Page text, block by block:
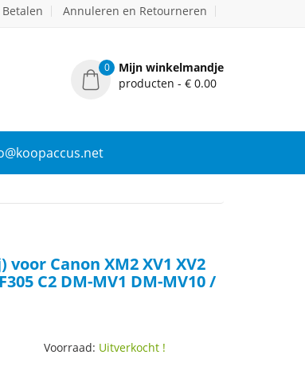
Annuleren en Retourneren
0
Mijn winkelmandje
producten - € 0.00
Canon XM2 XV1 XV2
C2 DM-MV1 DM-MV10 /
Voorraad: Uitverkocht !